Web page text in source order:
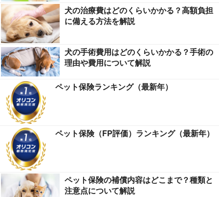
犬の治療費はどのくらいかかる？高額負担
に備える方法を解説
犬の手術費用はどのくらいかかる？手術の
理由や費用について解説
ペット保険ランキング（最新年）
ペット保険（FP評価）ランキング（最新年）
ペット保険の補償内容はどこまで？種類と
注意点について解説